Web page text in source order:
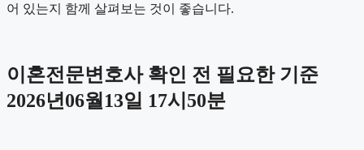
어 있는지 함께 살펴보는 것이 좋습니다.
이혼전문변호사 확인 전 필요한 기준
2026년06월13일 17시50분